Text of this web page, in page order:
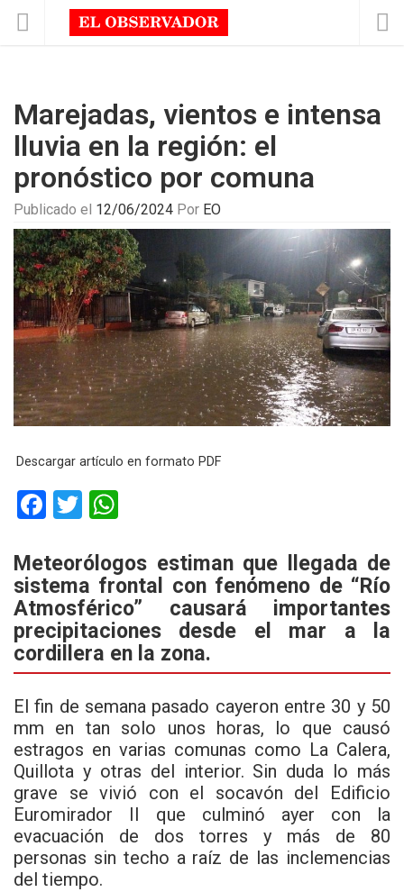
Marejadas, vientos e intensa
lluvia en la región: el
pronóstico por comuna
Publicado el 12/06/2024 Por EO
Descargar artículo en formato PDF
F
ce
b
o
o
k
T
tt
er
at
s
A
p
p
Meteorólogos estiman que llegada de
sistema frontal con fenómeno de “Río
Atmosférico” causará importantes
precipitaciones desde el mar a la
cordillera en la zona.
El fin de semana pasado cayeron entre 30 y 50
mm en tan solo unos horas, lo que causó
estragos en varias comunas como La Calera,
Quillota y otras del interior. Sin duda lo más
grave se vivió con el socavón del Edificio
Euromirador II que culminó ayer con la
evacuación de dos torres y más de 80
personas sin techo a raíz de las inclemencias
del tiempo.